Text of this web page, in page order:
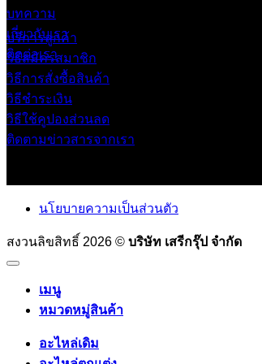
บทความ
เกี่ยวกับเรา
ติดต่อเรา
บริการลูกค้า
วิธีสมัครสมาชิก
วิธีการสั่งซื้อสินค้า
วิธีชำระเงิน
วิธีใช้คูปองส่วนลด
ติดตามข่าวสารจากเรา
นโยบายความเป็นส่วนตัว
สงวนลิขสิทธิ์ 2026 © บริษัท เสรีกรุ๊ป จำกัด
เมนู
หมวดหมู่สินค้า
อะไหล่เดิม